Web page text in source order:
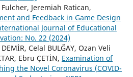
Jeremiah Ratican,
and Feedback in Game Design
Journal of Educational
No. 22 (2024)
Celal BULĞAY, Ozan Veli
Ebru ÇETİN, Examination of
the Novel Coronavirus (COVID-